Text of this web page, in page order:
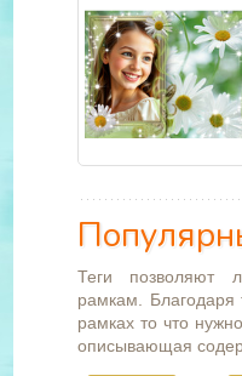
Теги позволяют
рамкам. Благодаря
рамках то что
описывающая